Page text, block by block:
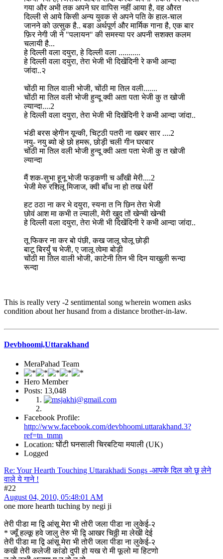
गया और अभी तक अपने घर वापिस नहीं आया है, वह औरत
दिल्ली से आये किसी अन्य युवक से अपने पति के हाल-चाल
जानने को उत्सुक है.. बङा अर्थपूर्ण और मार्मिक गाना है, एक बार
फ़िर नेगी जी ने "पलायन" की समस्या पर अपनी सशक्त कलम
चलायी है...
हे दिल्ली वला दयुरा, हे दिल्ली वला ...........
हे दिल्ली वला दयुरा, तेरा भेजी भी दिखेंदिनी रे कभी आन्दा
जांदा..२
चोंठी मा तिल वाली भोजी, चोंठी मा तिल वली.......
चोंठी मा तिल वली भोजी हुन्दू क्वी अता पता भेजी कु त खोजी
ल्यान्दा....2
हे दिल्ली वला दयुरा, तेरा भेजी भी दिखेंदिनी रे कभी आन्दा जांदा..
भंडी बरस व्हेगीन यून्की, चिट्ठी पतरी ना खबर सार ....2
नयु- नयु ब्यो व्हे छो हमरू, छोड़ी चली गीन घरबार
चोंठी मा तिल वली भोजी हुन्दू क्वी अता पता भेजी कु त खोजी
ल्यान्दा
मैं शक-सुभा हूनू भोजी फड़कणी च आँखी मेरी....2
भेजी मेरु रशिलू मिजाज, क्वी बाँध ना हो तख धेरीं
हट ठठा ना कर भे दयुरा, स्यना त नि छिन तेरा भेजी
छोवं आश मा कभी त ल्याली, मेरी खुद तों खेन्ची खेन्ची
हे दिल्ली वला दयुरा, तेरा भेजी भी दिखेंदिनी रे कभी आन्दा जांदा..
तू फिकर ना कर बो पंछी, कख जालू घोलू छोड़ी
बाटू बिरर्युं च भेजी, ए जालू त्वेमा बोड़ी
चोंठी मा तिल वाली भोजी, काटेनी तिन भी दिन याखुली रून्दा
रून्दा
This is really very -2 sentimental song wherein women asks
condition about her husand from a distance brother-in-law.
Devbhoomi,Uttarakhand
MeraPahad Team
Hero Member
Posts: 13,048
Facebook Profile:
http://www.facebook.com/devbhoomi.uttarakhand.3?
ref=tn_tnmn
Location: घोंटी घनसाली चिरबटिया मयाली (UK)
Logged
Re: Your Hearth Touching Uttarakhadi Songs -आपके दिल को छू लेने
वाले ये गाने !
#22
August 04, 2010, 05:48:01 AM
one more hearth tuching by negi ji
तेरी पीडा मा द्वि आंसू मेरा भी तोरी जला पीडा ना लुकेई-२
* ज्यूँ हल्कू हवे जालु तेरु भी द्वि आखर चिठ्ठी मा लेखी देई
तेरी पीडा मा द्वि आंसू मेरा भी तोरी जला पीडा ना लुकेई-२
कखी तेरी कलेजी कांडो दुपी हो यख रो मी फूलो मा हिटणो